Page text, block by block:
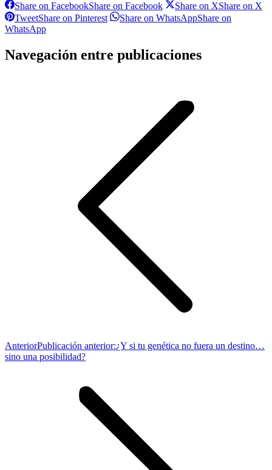
Share on FacebookShare on Facebook Share on XShare on X
TweetShare on Pinterest Share on WhatsAppShare on
WhatsApp
Navegación entre publicaciones
AnteriorPublicación anterior:¿Y si tu genética no fuera un destino…
sino una posibilidad?